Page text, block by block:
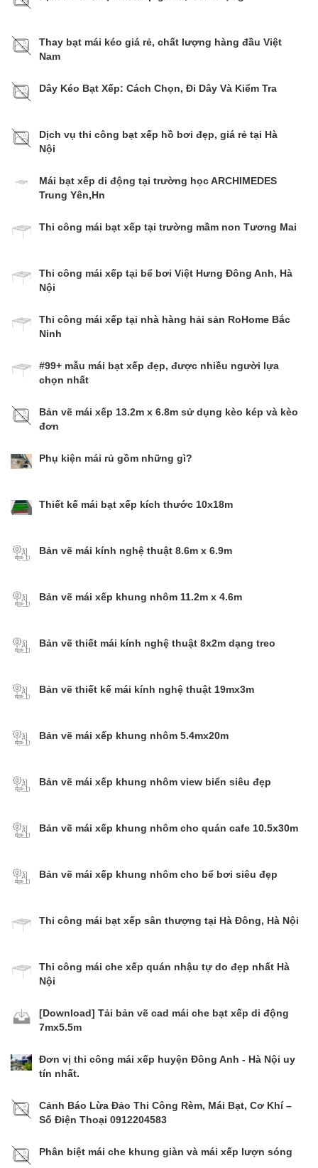
Thay bạt mái kéo giá rẻ, chất lượng hàng đầu Việt
Nam
Dây Kéo Bạt Xếp: Cách Chọn, Đi Dây Và Kiểm Tra
Dịch vụ thi công bạt xếp hồ bơi đẹp, giá rẻ tại Hà
Nội
Mái bạt xếp di động tại trường học ARCHIMEDES
Trung Yên,Hn
Thi công mái bạt xếp tại trường mầm non Tương Mai
Thi công mái xếp tại bể bơi Việt Hưng Đông Anh, Hà
Nội
Thi công mái xếp tại nhà hàng hải sản RoHome Bắc
Ninh
#99+ mẫu mái bạt xếp đẹp, được nhiều người lựa
chọn nhất
Bản vẽ mái xếp 13.2m x 6.8m sử dụng kèo kép và kèo
đơn
Phụ kiện mái rủ gồm những gì?
Thiết kế mái bạt xếp kích thước 10x18m
Bản vẽ mái kính nghệ thuật 8.6m x 6.9m
Bản vẽ mái xếp khung nhôm 11.2m x 4.6m
Bản vẽ thiết mái kính nghệ thuật 8x2m dạng treo
Bản vẽ thiết kế mái kính nghệ thuật 19mx3m
Bản vẽ mái xếp khung nhôm 5.4mx20m
Bản vẽ mái xếp khung nhôm view biển siêu đẹp
Bản vẽ mái xếp khung nhôm cho quán cafe 10.5x30m
Bản vẽ mái xếp khung nhôm cho bể bơi siêu đẹp
Thi công mái bạt xếp sân thượng tại Hà Đông, Hà Nội
Thi công mái che xếp quán nhậu tự do đẹp nhất Hà
Nội
[Download] Tải bản vẽ cad mái che bạt xếp di động
7mx5.5m
Đơn vị thi công mái xếp huyện Đông Anh - Hà Nội uy
tín nhất.
Cảnh Báo Lừa Đảo Thi Công Rèm, Mái Bạt, Cơ Khí –
Số Điện Thoại 0912204583
Phân biệt mái che khung giàn và mái xếp lượn sóng